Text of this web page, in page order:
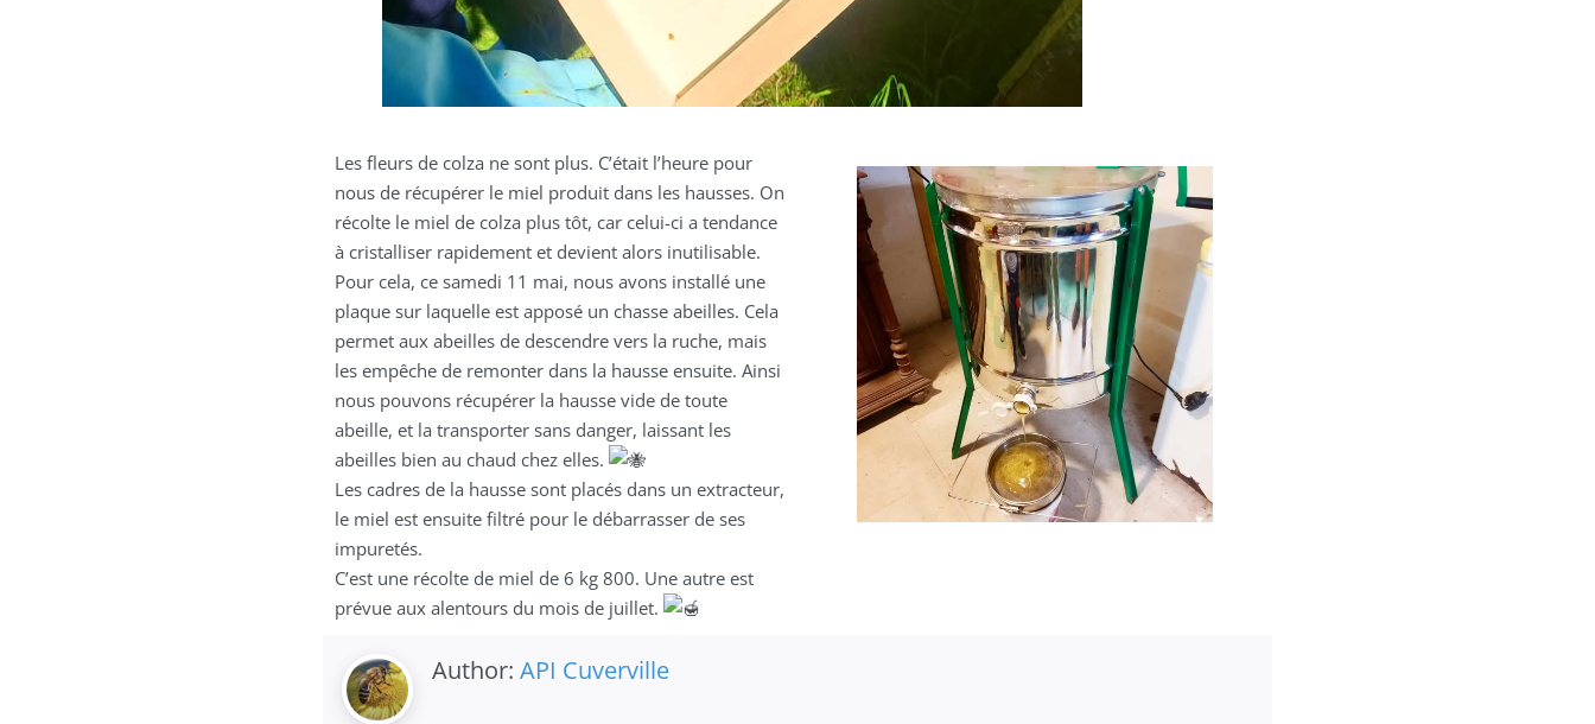
Les fleurs de colza ne sont plus. C’était l’heure pour
nous de récupérer le miel produit dans les hausses. On
récolte le miel de colza plus tôt, car celui-ci a tendance
à cristalliser rapidement et devient alors inutilisable.
Pour cela, ce samedi 11 mai, nous avons installé une
plaque sur laquelle est apposé un chasse abeilles. Cela
permet aux abeilles de descendre vers la ruche, mais
les empêche de remonter dans la hausse ensuite. Ainsi
nous pouvons récupérer la hausse vide de toute
abeille, et la transporter sans danger, laissant les
abeilles bien au chaud chez elles.
Les cadres de la hausse sont placés dans un extracteur,
le miel est ensuite filtré pour le débarrasser de ses
impuretés.
C’est une récolte de miel de 6 kg 800. Une autre est
prévue aux alentours du mois de juillet.
Author: API Cuverville